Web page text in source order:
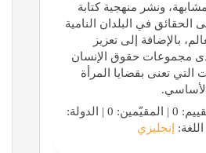
ونشر منهجية كتابة
الحقائق في البلدان النامية
بالإضافة إلى تعزيز
مجموعات حقوق الإنسان
التي تعنى بقضايا المرأة
الأساسي.
اللغة: إنجليزي